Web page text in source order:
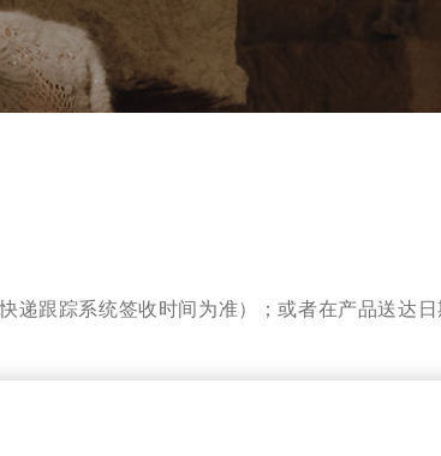
递跟踪系统签收时间为准）；或者在产品送达